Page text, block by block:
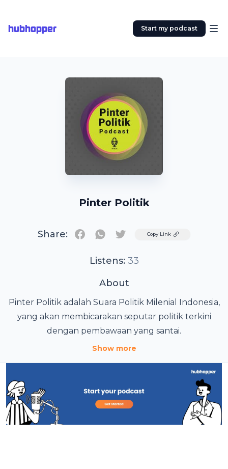
hubhopper Start my podcast
Pinter Politik
Share: TwitterCopy Link
Listens: 33
About
Pinter Politik adalah Suara Politik Milenial Indonesia,
yang akan membicarakan seputar politik terkini
dengan pembawaan yang santai.
Show more